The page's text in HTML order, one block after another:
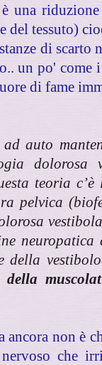
è una
tessuto)
di
un po'
di fame
auto
dolorosa
teoria c’è
pelvica
della
non è
che